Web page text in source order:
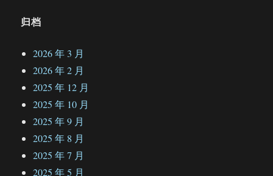
归档
2026 年 3 月
2026 年 2 月
2025 年 12 月
2025 年 10 月
2025 年 9 月
2025 年 8 月
2025 年 7 月
2025 年 5 月